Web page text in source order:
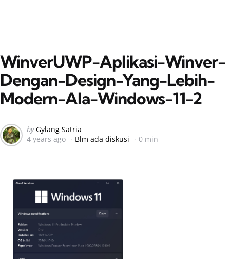
WinverUWP-Aplikasi-Winver-
Dengan-Design-Yang-Lebih-
Modern-Ala-Windows-11-2
Posted
by
by Gylang Satria
4 years ago
Blm ada diskusi 0 min